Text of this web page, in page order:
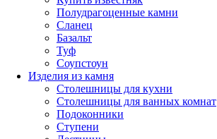
Полудрагоценные камни
Сланец
Базальт
Туф
Соупстоун
Изделия из камня
Столешницы для кухни
Столешницы для ванных комнат
Подоконники
Ступени